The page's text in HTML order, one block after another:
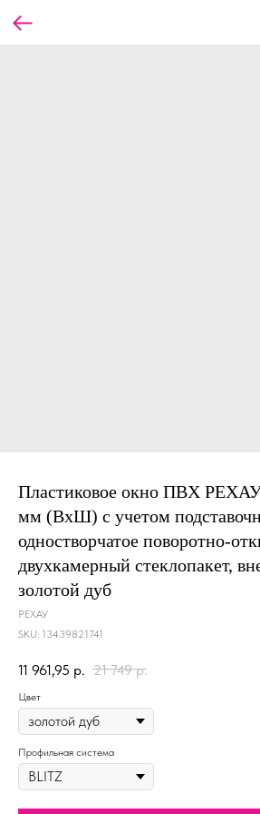
Пластиковое окно ПВХ
мм (ВхШ) с учетом
одностворчатое поворотно-
двухкамерный стеклопакет,
золотой дуб
РЕХАУ
SKU: 13439821741
11 961,95 р. 21 749 р.
Цвет
Профильная система